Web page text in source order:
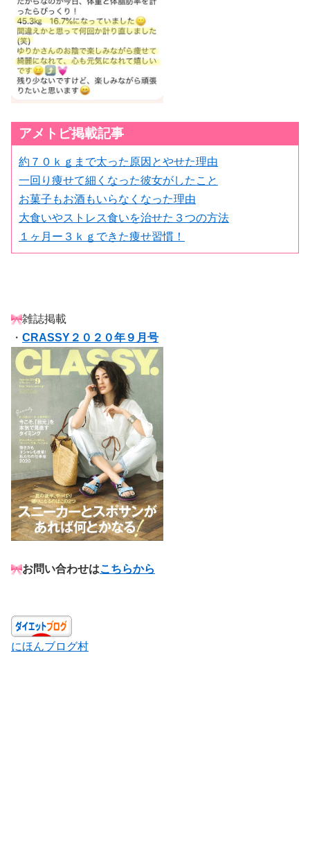
アメトピ掲載記事
約７０ｋｇまで太った原因とやせた理由
一回り痩せて細くなった彼女がしたこと
お菓子もお酒もいらなくなった理由
大食いやストレス食いを治せた３つの方法
１ヶ月ー３ｋｇできた痩せ習慣！
雑誌掲載
・ CRASSY２０２０年９月号
お問い合わせはこちらから
にほんブログ村